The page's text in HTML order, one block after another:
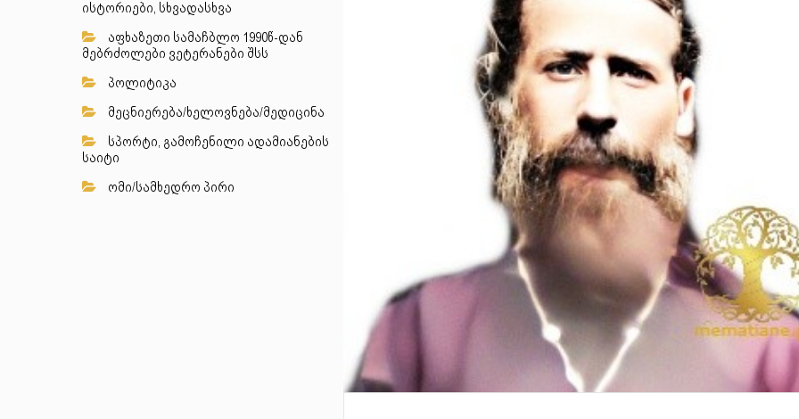
ისტორიები, სხვადასხვა
აფხაზეთი სამაჩბლო 1990წ-დან
მებრძოლები ვეტერანები შსს
პოლიტიკა
მეცნიერება/ხელოვნება/მედიცინა
სპორტი, გამოჩენილი ადამიანების
საიტი
ომი/სამხედრო პირი